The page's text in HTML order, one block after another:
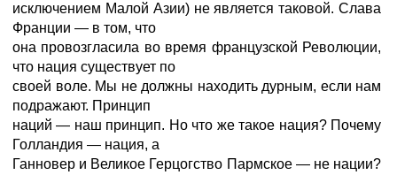
исключением Малой Азии) не является таковой. Слава
Франции — в том, что
она провозгласила во время французской Революции,
что нация существует по
своей воле. Мы не должны находить дурным, если нам
подражают. Принцип
наций — наш принцип. Но что же такое нация? Почему
Голландия — нация, а
Ганновер и Великое Герцогство Пармское — не нации?